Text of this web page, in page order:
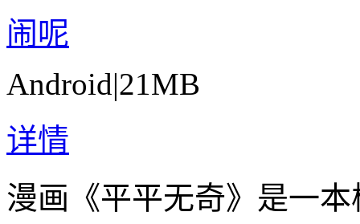
闹呢
Android|21MB
详情
漫画《平平无奇》是一